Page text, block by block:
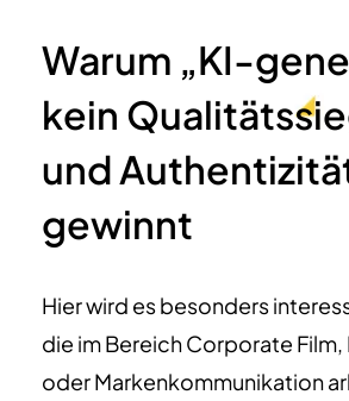
Warum „KI-
kein
und
gewinnt
Hier wird es besonders
die im Bereich Corporate
oder Markenkommunikation